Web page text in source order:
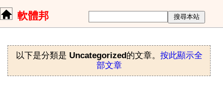
軟體邦
以下是分類是 Uncategorized的文章。 按此顯示全
部文章